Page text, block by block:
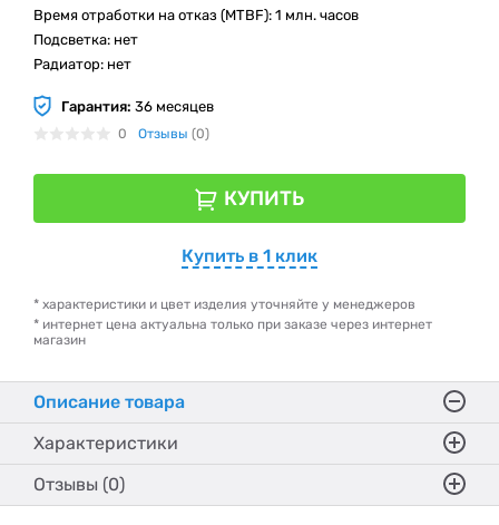
Время отработки на отказ (МТBF): 1 млн. часов
Подсветка: нет
Радиатор: нет
Гарантия: 36 месяцев
0 Отзывы (0)
КУПИТЬ
Купить в 1 клик
* характеристики и цвет изделия уточняйте у менеджеров
* интернет цена актуальна только при заказе через интернет
магазин
Описание товара
Характеристики
Отзывы (0)